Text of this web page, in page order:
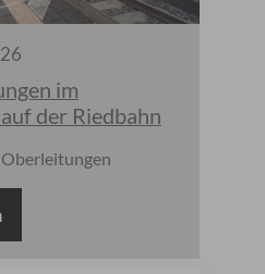
im
der Riedbahn